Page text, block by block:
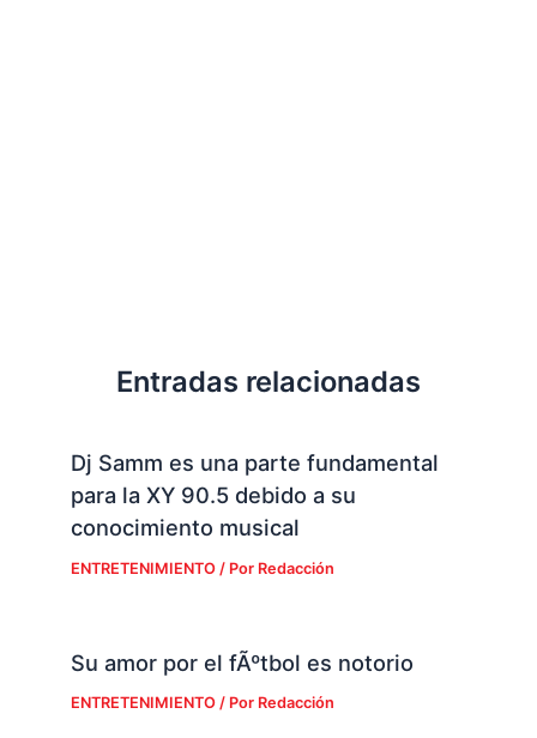
Entradas relacionadas
Dj Samm es una parte fundamental
para la XY 90.5 debido a su
conocimiento musical
ENTRETENIMIENTO/ Por Redacción
Su amor por el fÃºtbol es notorio
ENTRETENIMIENTO/ Por Redacción